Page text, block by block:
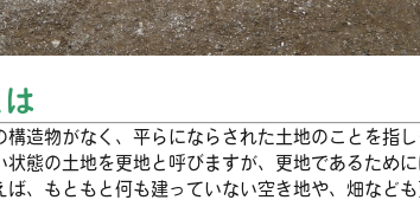
構造物がなく、平らにならされた土地のことを指
状態の土地を更地と呼びますが、更地であるため
、もともと何も建っていない空き地や、畑なども